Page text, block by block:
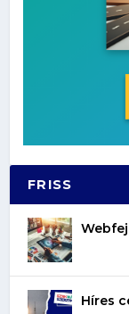
FRISS
Híres